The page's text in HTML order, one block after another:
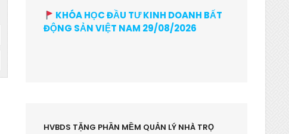
KHÓA HỌC ĐẦU TƯ KINH DOANH BẤT
ĐỘNG SẢN VIỆT NAM 29/08/2026
HVBDS TẶNG PHẦN MỀM QUẢN LÝ NHÀ TRỌ